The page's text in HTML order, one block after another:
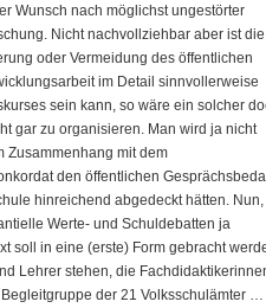
Wunsch nach möglichst ungestörter
Nicht nachvollziehbar aber ist die
oder Vermeidung des öffentlichen
im Detail sinnvollerweise
sein kann, so wäre ein solcher
gar zu organisieren. Man wird ja nicht
Zusammenhang mit dem
den öffentlichen
hinreichend abgedeckt hätten. Nun,
Werte- und Schuldebatten ja
soll in eine (erste) Form gebracht
Lehrer stehen, die
der 21 Volksschulämter …